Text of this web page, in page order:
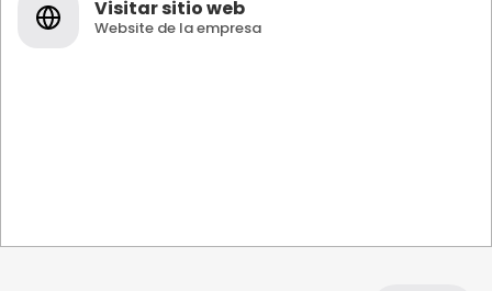
Visitar sitio web
Website de la empresa